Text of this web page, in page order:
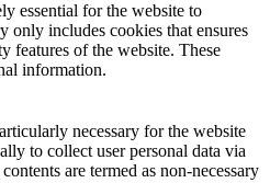
essential for the website to
only includes cookies that ensures
features of the website. These
information.
necessary for the website
to collect user personal data via
are termed as non-necessary